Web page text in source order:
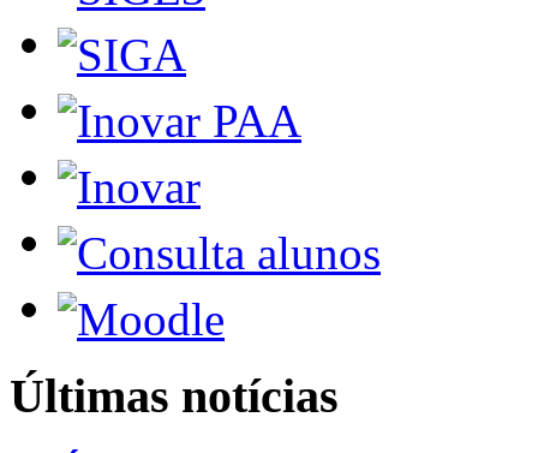
Últimas notícias